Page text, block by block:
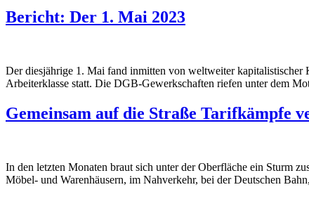
Bericht: Der 1. Mai 2023
Der diesjährige 1. Mai fand inmitten von weltweiter kapitalistischer
Arbeiterklasse statt. Die DGB-Gewerkschaften riefen unter dem
Gemeinsam auf die Straße Tarifkämpfe
In den letzten Monaten braut sich unter der Oberfläche ein Sturm
Möbel- und Warenhäusern, im Nahverkehr, bei der Deutschen